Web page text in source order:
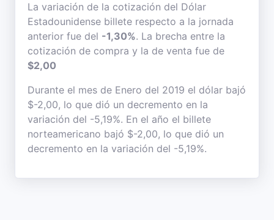
La variación de la cotización del Dólar
Estadounidense billete respecto a la jornada
anterior fue del -1,30%. La brecha entre la
cotización de compra y la de venta fue de
$2,00
Durante el mes de Enero del 2019 el dólar bajó
$-2,00, lo que dió un decremento en la
variación del -5,19%. En el año el billete
norteamericano bajó $-2,00, lo que dió un
decremento en la variación del -5,19%.